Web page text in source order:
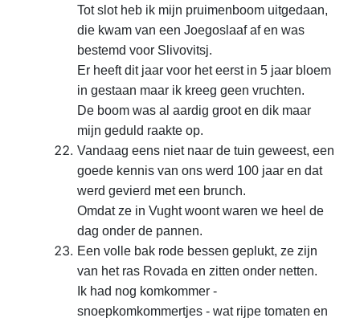
Tot slot heb ik mijn pruimenboom uitgedaan,
die kwam van een Joegoslaaf af en was
bestemd voor Slivovitsj.
Er heeft dit jaar voor het eerst in 5 jaar bloem
in gestaan maar ik kreeg geen vruchten.
De boom was al aardig groot en dik maar
mijn geduld raakte op.
Vandaag eens niet naar de tuin geweest, een
goede kennis van ons werd 100 jaar en dat
werd gevierd met een brunch.
Omdat ze in Vught woont waren we heel de
dag onder de pannen.
Een volle bak rode bessen geplukt, ze zijn
van het ras Rovada en zitten onder netten.
Ik had nog komkommer -
snoepkomkommertjes - wat rijpe tomaten en